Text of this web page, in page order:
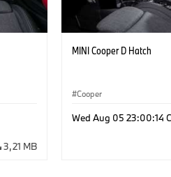
3,21 MB
MINI Cooper D Hatch
Cooper
Wed Aug 05 23:00:14